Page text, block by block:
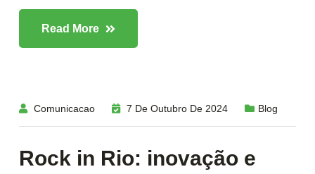
Read More
Comunicacao 7 De Outubro De 2024 Blog
Rock in Rio: inovação e